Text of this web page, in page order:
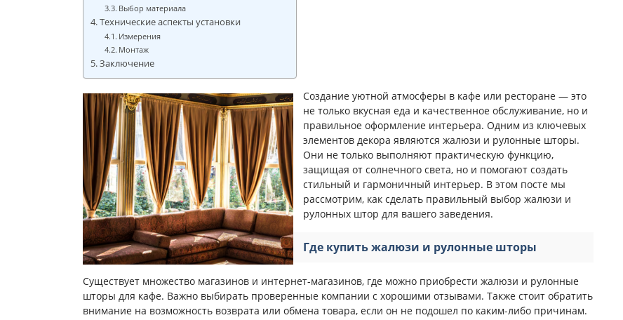
Выбор материала
Технические аспекты установки
Измерения
Монтаж
Заключение
Создание уютной атмосферы в кафе или ресторане — это
не только вкусная еда и качественное обслуживание, но и
правильное оформление интерьера. Одним из ключевых
элементов декора являются жалюзи и рулонные шторы.
Они не только выполняют практическую функцию,
защищая от солнечного света, но и помогают создать
стильный и гармоничный интерьер. В этом посте мы
рассмотрим, как сделать правильный выбор жалюзи и
рулонных штор для вашего заведения.
Где купить жалюзи и рулонные шторы
Существует множество магазинов и интернет-магазинов, где можно приобрести жалюзи и рулонные
шторы для кафе. Важно выбирать проверенные компании с хорошими отзывами. Также стоит обратить
внимание на возможность возврата или обмена товара, если он не подошел по каким-либо причинам.